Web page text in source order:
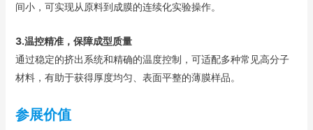
间小，可实现从原料到成膜的连续化实验操作。
3.温控精准，保障成型质量
通过稳定的挤出系统和精确的温度控制，可适配多种常见高分子
材料，有助于获得厚度均匀、表面平整的薄膜样品。
参展价值